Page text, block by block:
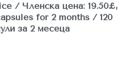
/ Членска цена: 19.50£,
for 2 months / 120
за 2 месеца